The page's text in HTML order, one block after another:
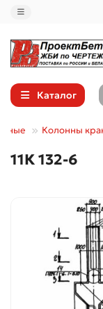
Каталог
Колонны
11К 132-6